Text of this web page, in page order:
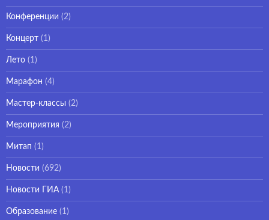
Конференции (2)
Концерт (1)
Лето (1)
Марафон (4)
Мастер-классы (2)
Мероприятия (2)
Митап (1)
Новости (692)
Новости ГИА (1)
Образование (1)